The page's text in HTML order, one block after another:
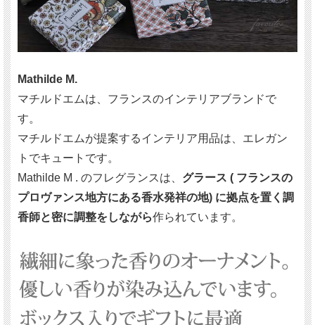
Mathilde M.
マチルドエムは、フランスのインテリアブランドで
す。
マチルドエムが提案するインテリア用品は、エレガン
トでキュートです。
Mathilde M . のフレグランスは、 グラース ( フランスの
プロヴァンス地方にある香水発祥の地) に拠点を置く調
香師と密に調整をしながら作られています。